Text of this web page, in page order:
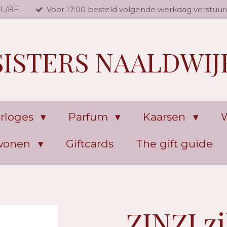
BE Voor 17:00 besteld volgende werkdag
Parfum Kaarsen
Giftcards The gift guide